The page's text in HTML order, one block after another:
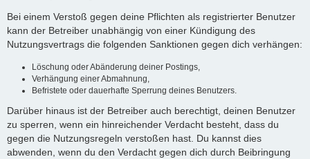
Bei einem Verstoß gegen deine Pflichten als registrierter Benutzer
kann der Betreiber unabhängig von einer Kündigung des
Nutzungsvertrags die folgenden Sanktionen gegen dich verhängen:
Löschung oder Abänderung deiner Postings,
Verhängung einer Abmahnung,
Befristete oder dauerhafte Sperrung deines Benutzers.
Darüber hinaus ist der Betreiber auch berechtigt, deinen Benutzer
zu sperren, wenn ein hinreichender Verdacht besteht, dass du
gegen die Nutzungsregeln verstoßen hast. Du kannst dies
abwenden, wenn du den Verdacht gegen dich durch Beibringung